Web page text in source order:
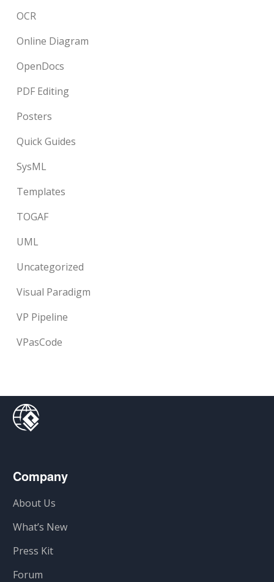
OCR
Online Diagram
OpenDocs
PDF Editing
Posters
Quick Guides
SysML
Templates
TOGAF
UML
Uncategorized
Visual Paradigm
VP Pipeline
VPasCode
Company
About Us
What’s New
Press Kit
Forum